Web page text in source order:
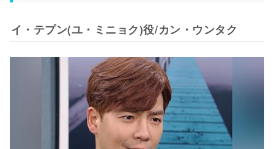
イ・テプン(ユ・ミニョク)役/カン・ウンタク